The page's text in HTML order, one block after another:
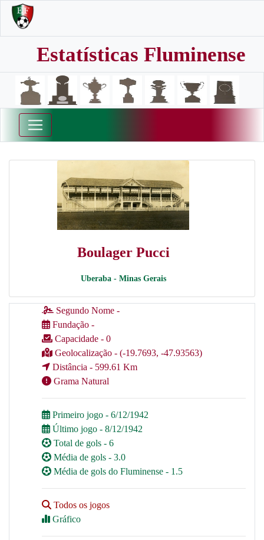
Estatísticas Fluminense
Boulager Pucci
Uberaba - Minas Gerais
Segundo Nome -
Fundação -
Capacidade - 0
Geolocalização - (-19.7693, -47.93563)
Distância - 599.61 Km
Grama Natural
Primeiro jogo - 6/12/1942
Último jogo - 8/12/1942
Total de gols - 6
Média de gols - 3.0
Média de gols do Fluminense - 1.5
Todos os jogos
Gráfico